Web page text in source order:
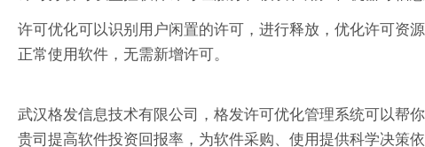
许可优化可以识别用户闲置的许可，进行释放，优化许可资
正常使用软件，无需新增许可。
武汉格发信息技术有限公司，格发许可优化管理系统可以帮
贵司提高软件投资回报率，为软件采购、使用提供科学决策